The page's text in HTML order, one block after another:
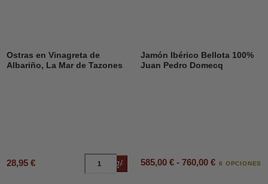
Ostras en Vinagreta de
Albariño, La Mar de Tazones
28,95 € Añadir al carrito
Jamón Ibérico Bellota 100%
Juan Pedro Domecq
585,00 € - 760,00 € 6 OPCIONES